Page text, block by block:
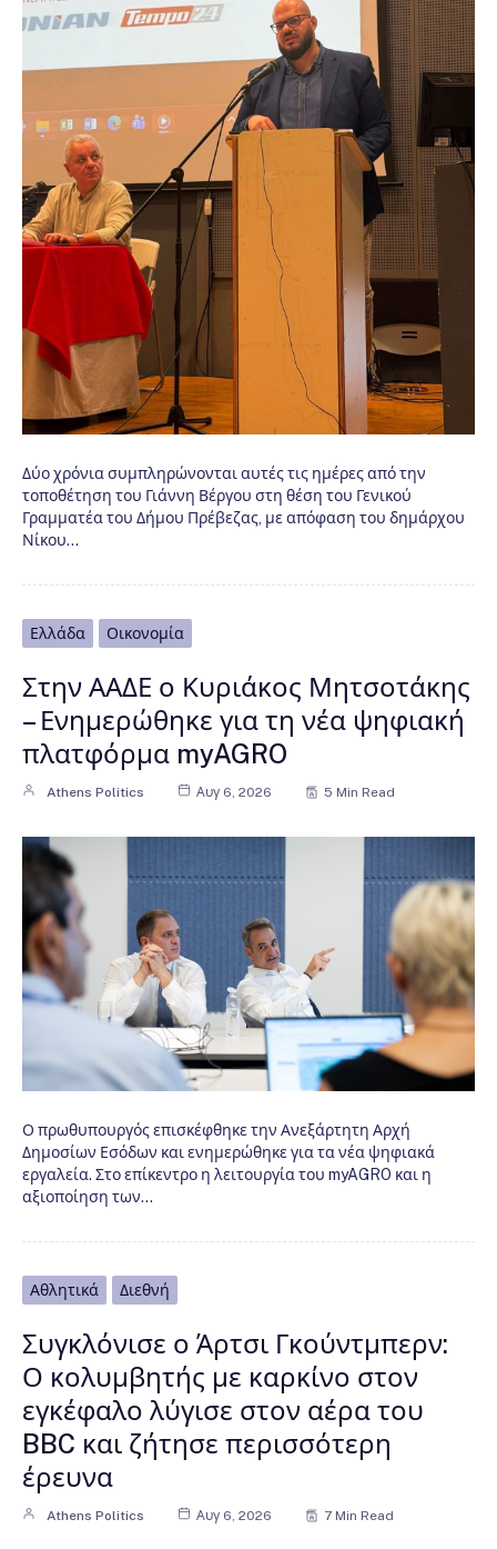
Δύο χρόνια συμπληρώνονται αυτές τις ημέρες από την
τοποθέτηση του Γιάννη Βέργου στη θέση του Γενικού
Γραμματέα του Δήμου Πρέβεζας, με απόφαση του δημάρχου
Νίκου…
Ελλάδα Οικονομία
Στην ΑΑΔΕ ο Κυριάκος Μητσοτάκης
– Ενημερώθηκε για τη νέα ψηφιακή
πλατφόρμα myAGRO
Athens Politics Αυγ 6, 2026 5 Min Read
Ο πρωθυπουργός επισκέφθηκε την Ανεξάρτητη Αρχή
Δημοσίων Εσόδων και ενημερώθηκε για τα νέα ψηφιακά
εργαλεία. Στο επίκεντρο η λειτουργία του myAGRO και η
αξιοποίηση των…
Αθλητικά Διεθνή
Συγκλόνισε ο Άρτσι Γκούντμπερν:
Ο κολυμβητής με καρκίνο στον
εγκέφαλο λύγισε στον αέρα του
BBC και ζήτησε περισσότερη
έρευνα
Athens Politics Αυγ 6, 2026 7 Min Read